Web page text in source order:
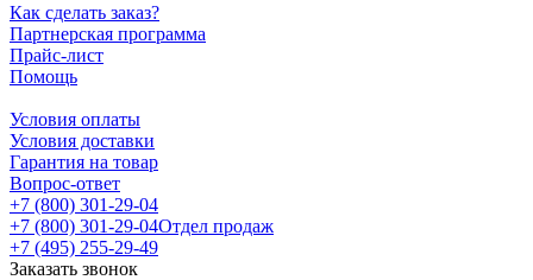
Как сделать заказ?
Партнерская программа
Прайс-лист
Помощь
Условия оплаты
Условия доставки
Гарантия на товар
Вопрос-ответ
+7 (800) 301-29-04
+7 (800) 301-29-04Отдел продаж
+7 (495) 255-29-49
Заказать звонок